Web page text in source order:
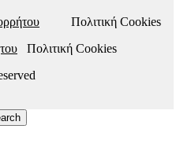
Πολιτική Cookies
Πολιτική Cookies